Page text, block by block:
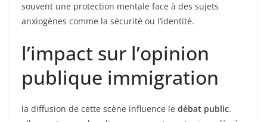
souvent une protection mentale face à des sujets
anxiogènes comme la sécurité ou l’identité.
l’impact sur l’opinion
publique immigration
la diffusion de cette scène influence le débat public.